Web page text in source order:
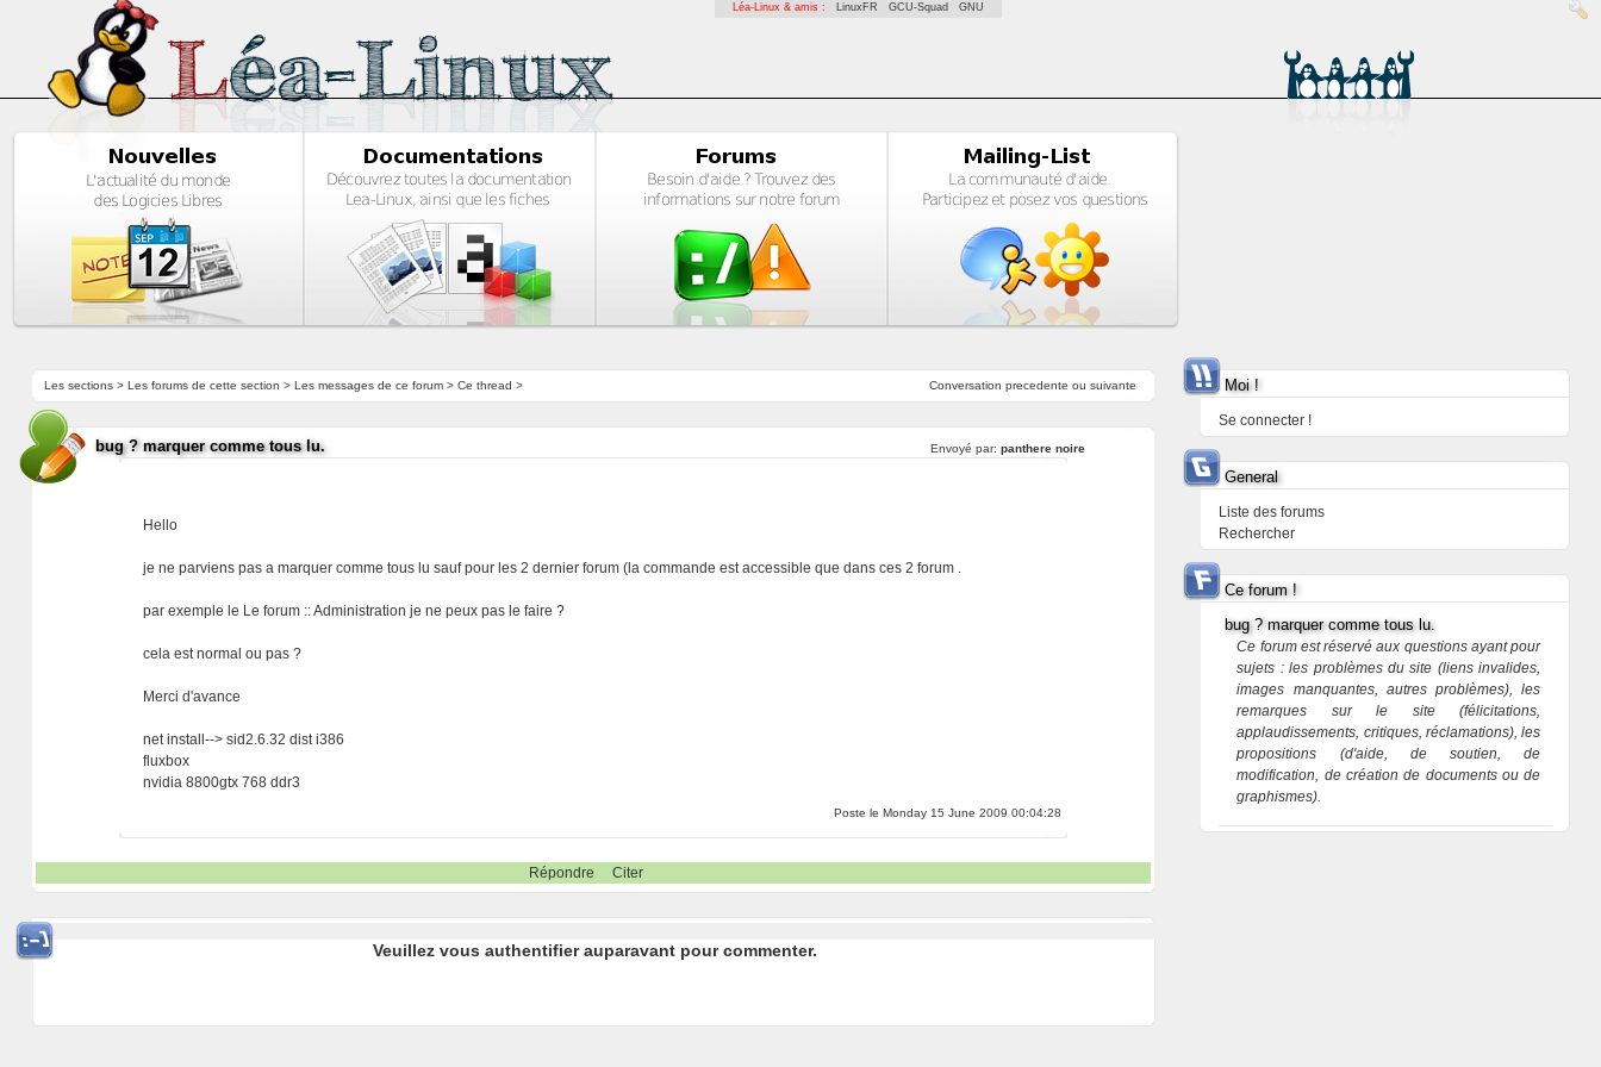
Léa-Linux & amis : LinuxFR GCU-Squad GNU
Conversation precedente ou suivante
Les sections> Les forums de cette section > Les messages de ce forum> Ce thread >
bug ? marquer comme tous lu. Envoyé par: panthere noire
Hello
je ne parviens pas a marquer comme tous lu sauf pour les 2 dernier forum (la commande est accessible que dans ces 2 forum .
par exemple le Le forum :: Administration je ne peux pas le faire ?
cela est normal ou pas ?
Merci d'avance
net install--> sid2.6.32 dist i386
fluxbox
nvidia 8800gtx 768 ddr3
Poste le Monday 15 June 2009 00:04:28
Répondre Citer
Veuillez vous authentifier auparavant pour commenter.
Moi !
Se connecter !
General
Liste des forums
Rechercher
Ce forum !
bug ? marquer comme tous lu.
Ce forum est réservé aux questions ayant pour
sujets : les problèmes du site (liens invalides,
images manquantes, autres problèmes), les
remarques sur le site (félicitations,
applaudissements, critiques, réclamations), les
propositions (d'aide, de soutien, de
modification, de création de documents ou de
graphismes).